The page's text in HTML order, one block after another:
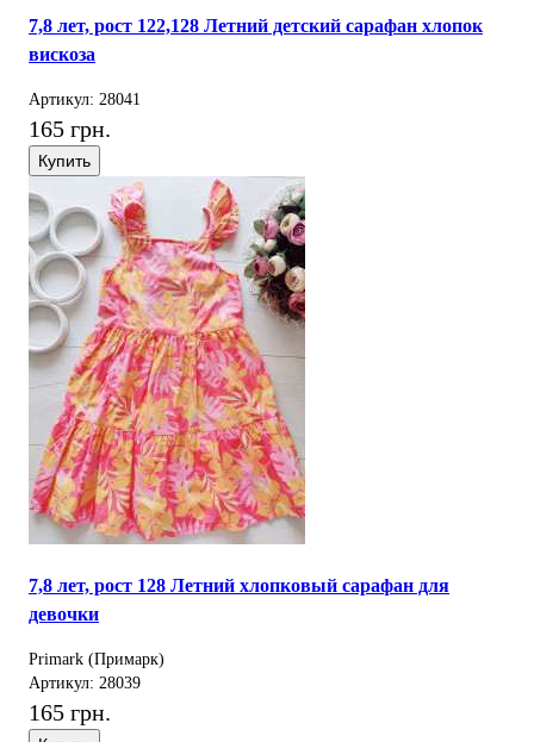
7,8 лет, рост 122,128 Летний детский сарафан хлопок
вискоза
Артикул: 28041
165 грн.
Купить
7,8 лет, рост 128 Летний хлопковый сарафан для
девочки
Primark (Примарк)
Артикул: 28039
165 грн.